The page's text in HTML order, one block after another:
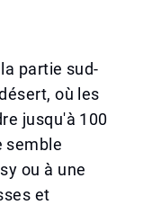
partie sud-
où les
jusqu'à 100
semble
ou à une
et